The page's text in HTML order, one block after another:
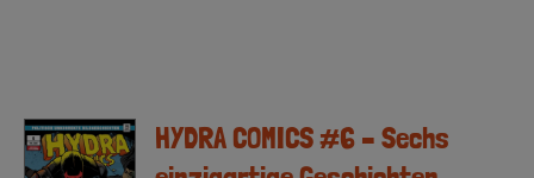
HYDRA COMICS #6 – Sechs